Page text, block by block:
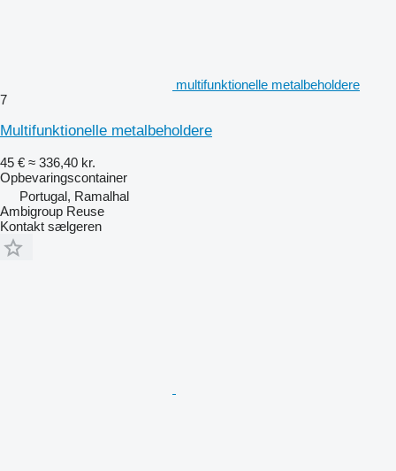
multifunktionelle metalbeholdere
7
Multifunktionelle metalbeholdere
45 € ≈ 336,40 kr.
Opbevaringscontainer
Portugal, Ramalhal
Ambigroup Reuse
Kontakt sælgeren